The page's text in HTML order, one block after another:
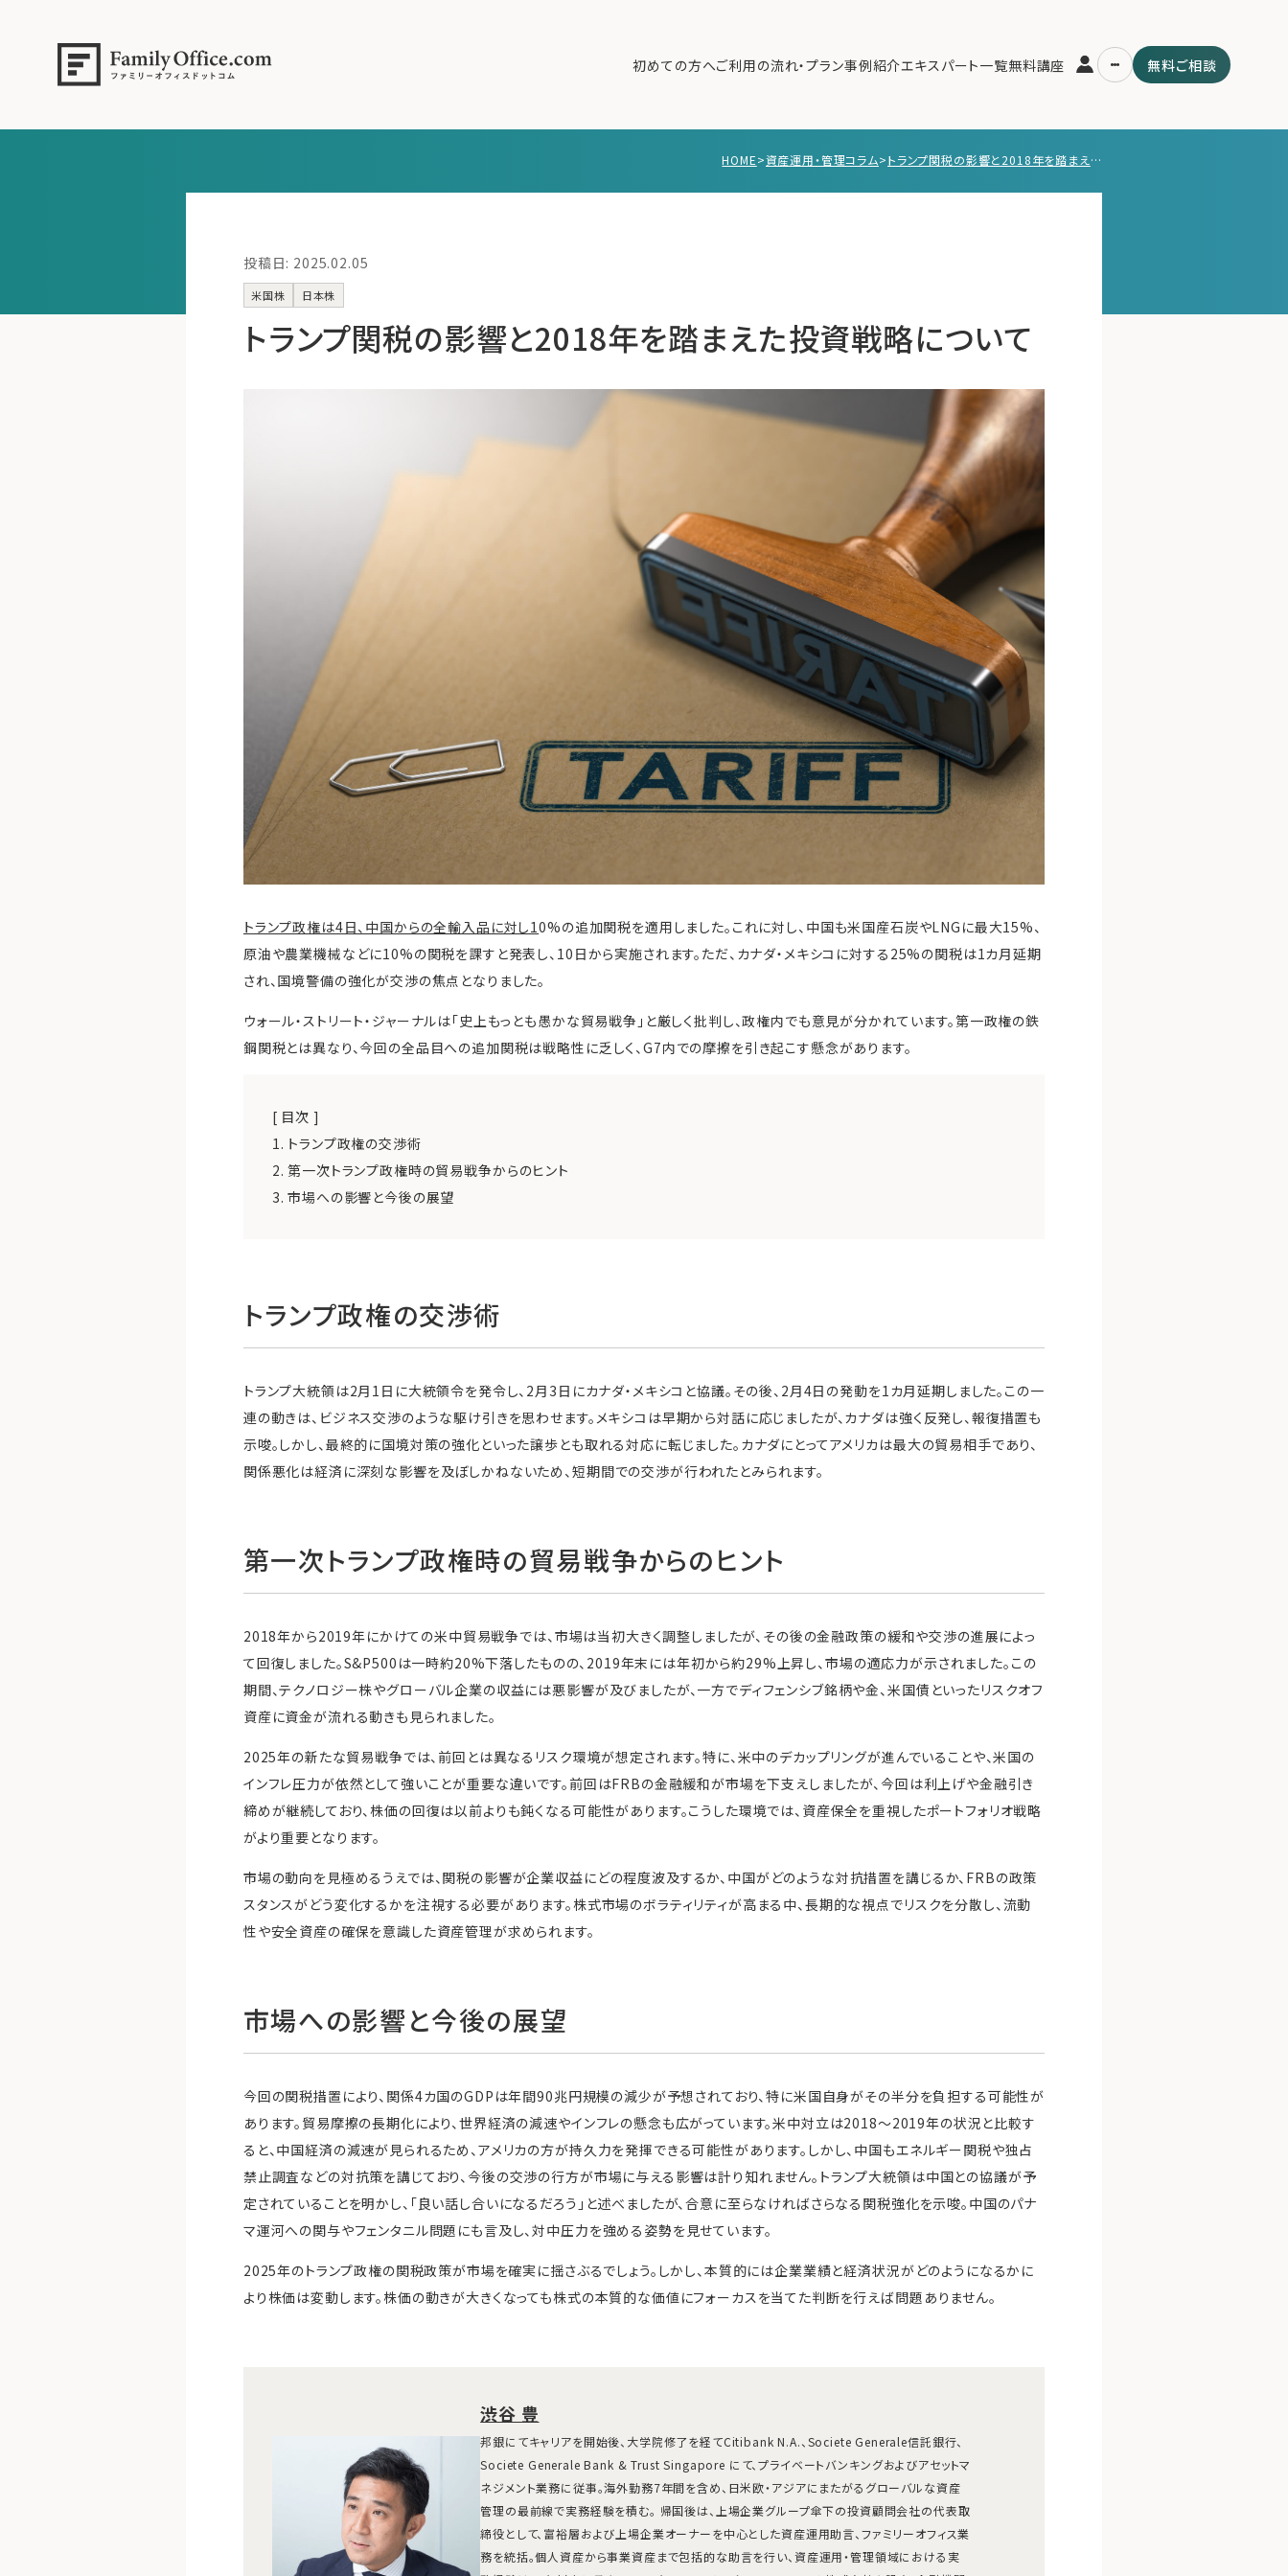
初めての方へご利用の流れ・プラン事例紹介エキスパート一覧無料講座 無料ご相談
HOME>資産運用・管理コラム> トランプ関税の影響と2018年を踏まえた投資戦略について
投稿日: 2025.02.05
米国株 日本株
トランプ関税の影響と2018年を踏まえた投資戦略について
トランプ政権は4日、中国からの全輸入品に対し10%の追加関税を適用しました。これに対し、中国も米国産石炭やLNGに最大15%、
原油や農業機械などに10%の関税を課すと発表し、10日から実施されます。ただ、カナダ・メキシコに対する25%の関税は1カ月延期
され、国境警備の強化が交渉の焦点となりました。
ウォール・ストリート・ジャーナルは「史上もっとも愚かな貿易戦争」と厳しく批判し、政権内でも意見が分かれています。第一政権の鉄
鋼関税とは異なり、今回の全品目への追加関税は戦略性に乏しく、G7内での摩擦を引き起こす懸念があります。
[ 目次 ]
1. トランプ政権の交渉術
2. 第一次トランプ政権時の貿易戦争からのヒント
3. 市場への影響と今後の展望
トランプ政権の交渉術
トランプ大統領は2月1日に大統領令を発令し、2月3日にカナダ・メキシコと協議。その後、2月4日の発動を1カ月延期しました。この一
連の動きは、ビジネス交渉のような駆け引きを思わせます。メキシコは早期から対話に応じましたが、カナダは強く反発し、報復措置も
示唆。しかし、最終的に国境対策の強化といった譲歩とも取れる対応に転じました。カナダにとってアメリカは最大の貿易相手であり、
関係悪化は経済に深刻な影響を及ぼしかねないため、短期間での交渉が行われたとみられます。
第一次トランプ政権時の貿易戦争からのヒント
2018年から2019年にかけての米中貿易戦争では、市場は当初大きく調整しましたが、その後の金融政策の緩和や交渉の進展によっ
て回復しました。S&P500は一時約20%下落したものの、2019年末には年初から約29%上昇し、市場の適応力が示されました。この
期間、テクノロジー株やグローバル企業の収益には悪影響が及びましたが、一方でディフェンシブ銘柄や金、米国債といったリスクオフ
資産に資金が流れる動きも見られました。
2025年の新たな貿易戦争では、前回とは異なるリスク環境が想定されます。特に、米中のデカップリングが進んでいることや、米国の
インフレ圧力が依然として強いことが重要な違いです。前回はFRBの金融緩和が市場を下支えしましたが、今回は利上げや金融引き
締めが継続しており、株価の回復は以前よりも鈍くなる可能性があります。こうした環境では、資産保全を重視したポートフォリオ戦略
がより重要となります。
市場の動向を見極めるうえでは、関税の影響が企業収益にどの程度波及するか、中国がどのような対抗措置を講じるか、FRBの政策
スタンスがどう変化するかを注視する必要があります。株式市場のボラティリティが高まる中、長期的な視点でリスクを分散し、流動
性や安全資産の確保を意識した資産管理が求められます。
市場への影響と今後の展望
今回の関税措置により、関係4カ国のGDPは年間90兆円規模の減少が予想されており、特に米国自身がその半分を負担する可能性が
あります。貿易摩擦の長期化により、世界経済の減速やインフレの懸念も広がっています。米中対立は2018～2019年の状況と比較す
ると、中国経済の減速が見られるため、アメリカの方が持久力を発揮できる可能性があります。しかし、中国もエネルギー関税や独占
禁止調査などの対抗策を講じており、今後の交渉の行方が市場に与える影響は計り知れません。トランプ大統領は中国との協議が予
定されていることを明かし、「良い話し合いになるだろう」と述べましたが、合意に至らなければさらなる関税強化を示唆。中国のパナ
マ運河への関与やフェンタニル問題にも言及し、対中圧力を強める姿勢を見せています。
2025年のトランプ政権の関税政策が市場を確実に揺さぶるでしょう。しかし、本質的には企業業績と経済状況がどのようになるかに
より株価は変動します。株価の動きが大きくなっても株式の本質的な価値にフォーカスを当てた判断を行えば問題ありません。
渋谷 豊
邦銀にてキャリアを開始後、大学院修了を経てCitibank N.A.、Societe Generale信託銀行、
Societe Generale Bank & Trust Singapore にて、プライベートバンキングおよびアセットマ
ネジメント業務に従事。海外勤務7年間を含め、日米欧・アジアにまたがるグローバルな資産
管理の最前線で実務経験を積む。 帰国後は、上場企業グループ傘下の投資顧問会社の代表取
締役として、富裕層および上場企業オーナーを中心とした資産運用助言、ファミリーオフィス業
務を統括。個人資産から事業資産まで包括的な助言を行い、資産運用・管理領域における実